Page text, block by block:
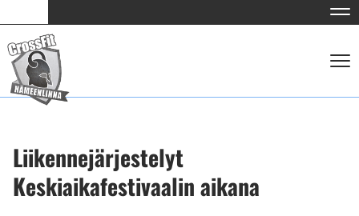
Liikennejärjestelyt
Keskiaikafestivaalin aikana